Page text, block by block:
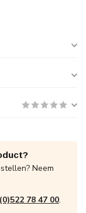
Neem
78 47 00.